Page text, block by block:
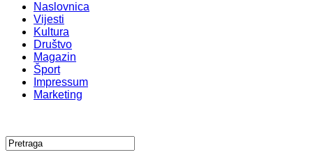
Naslovnica
Vijesti
Kultura
Društvo
Magazin
Šport
Impressum
Marketing